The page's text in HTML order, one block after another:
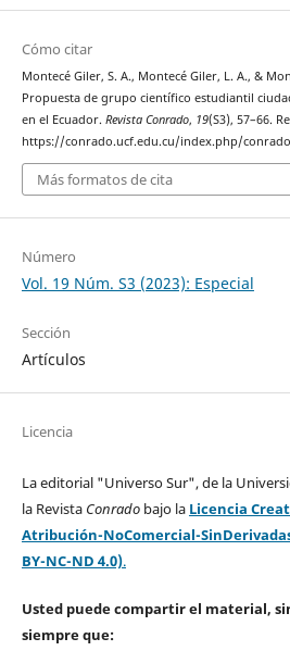
Cómo citar
Montecé Giler, S. A., Montecé Giler, L. A., &
Propuesta de grupo científico estudiantil
en el Ecuador. Revista Conrado, 19(S3), 57–66.
https://conrado.ucf.edu.cu/index.php/
Más formatos de cita
Número
Vol. 19 Núm. S3 (2023): Especial
Sección
Artículos
Licencia
La editorial "Universo Sur", de la
la Revista Conradobajo la Licencia
Atribución-NoComercial-
BY-NC-ND 4.0).
Usted puede compartir el material,
siempre que: